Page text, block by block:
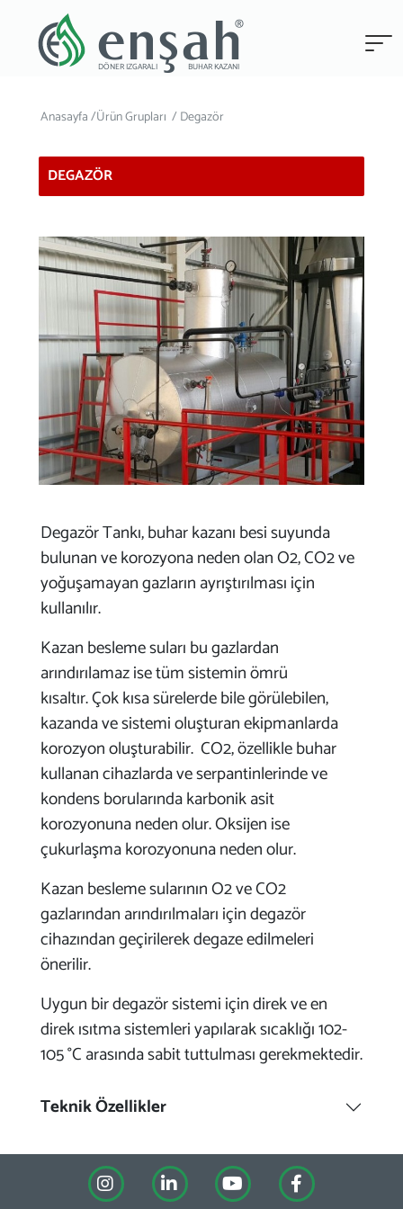
enşah
DÖNER IZGARALI BUHAR KAZANI
®
Anasayfa /Ürün Grupları / Degazör
DEGAZÖR
Degazör Tankı, buhar kazanı besi suyunda
bulunan ve korozyona neden olan O2, CO2 ve
yoğuşamayan gazların ayrıştırılması için
kullanılır.
Kazan besleme suları bu gazlardan
arındırılamaz ise tüm sistemin ömrü
kısaltır. Çok kısa sürelerde bile görülebilen,
kazanda ve sistemi oluşturan ekipmanlarda
korozyon oluşturabilir. CO2, özellikle buhar
kullanan cihazlarda ve serpantinlerinde ve
kondens borularında karbonik asit
korozyonuna neden olur. Oksijen ise
çukurlaşma korozyonuna neden olur.
Kazan besleme sularının O2 ve CO2
gazlarından arındırılmaları için degazör
cihazından geçirilerek degaze edilmeleri
önerilir.
Uygun bir degazör sistemi için direk ve en
direk ısıtma sistemleri yapılarak sıcaklığı 102-
105 °C arasında sabit tuttulması gerekmektedir.
Teknik Özellikler